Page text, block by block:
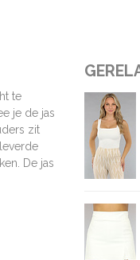
te
je de jas
zit
De jas